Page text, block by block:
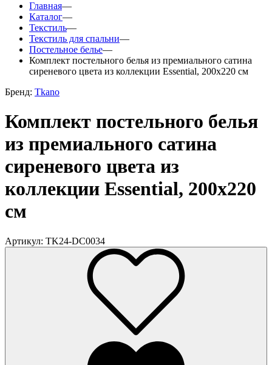
Главная—
Каталог—
Текстиль—
Текстиль для спальни—
Постельное белье—
Комплект постельного белья из премиального сатина
сиреневого цвета из коллекции Essential, 200х220 см
Бренд: Tkano
Комплект постельного белья
из премиального сатина
сиреневого цвета из
коллекции Essential, 200х220
см
Артикул: TK24-DC0034